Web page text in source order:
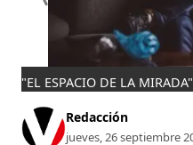
"EL ESPACIO DE LA
Redacción
jueves, 26 septiembre